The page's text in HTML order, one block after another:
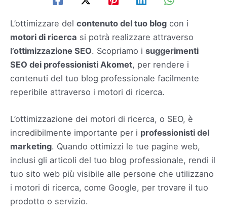
L’ottimizzare del contenuto del tuo blog con i
motori di ricerca si potrà realizzare attraverso
l’ottimizzazione SEO. Scopriamo i suggerimenti
SEO dei professionisti Akomet, per rendere i
contenuti del tuo blog professionale facilmente
reperibile attraverso i motori di ricerca.
L’ottimizzazione dei motori di ricerca, o SEO, è
incredibilmente importante per i professionisti del
marketing. Quando ottimizzi le tue pagine web,
inclusi gli articoli del tuo blog professionale, rendi il
tuo sito web più visibile alle persone che utilizzano
i motori di ricerca, come Google, per trovare il tuo
prodotto o servizio.